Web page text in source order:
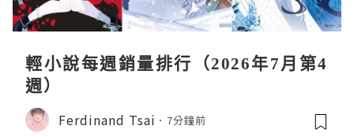
輕小說每週銷量排行（2026年7月第4
週）
Ferdinand Tsai 7分鐘前